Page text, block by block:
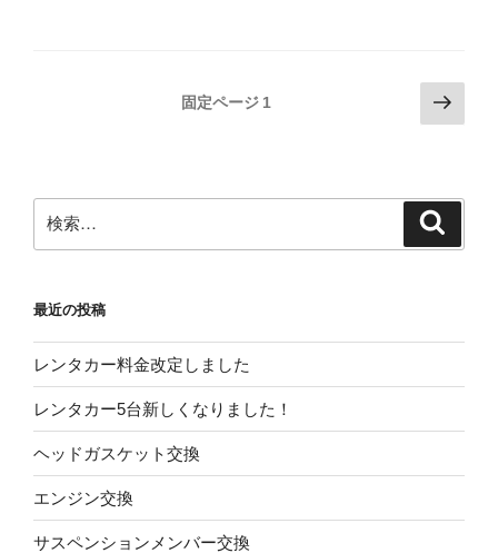
ー
ジ
り
固定ページ 1
次
の
ジ
索:
最近の投稿
レンタカー料金改定しました
レンタカー5台新しくなりました！
ヘッドガスケット交換
エンジン交換
サスペンションメンバー交換